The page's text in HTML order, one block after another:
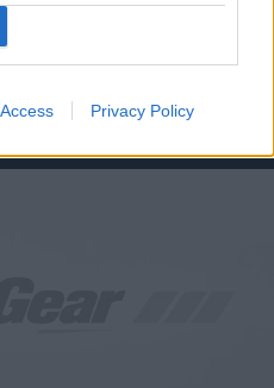
Privacy Policy
τέταρτο χρώμα